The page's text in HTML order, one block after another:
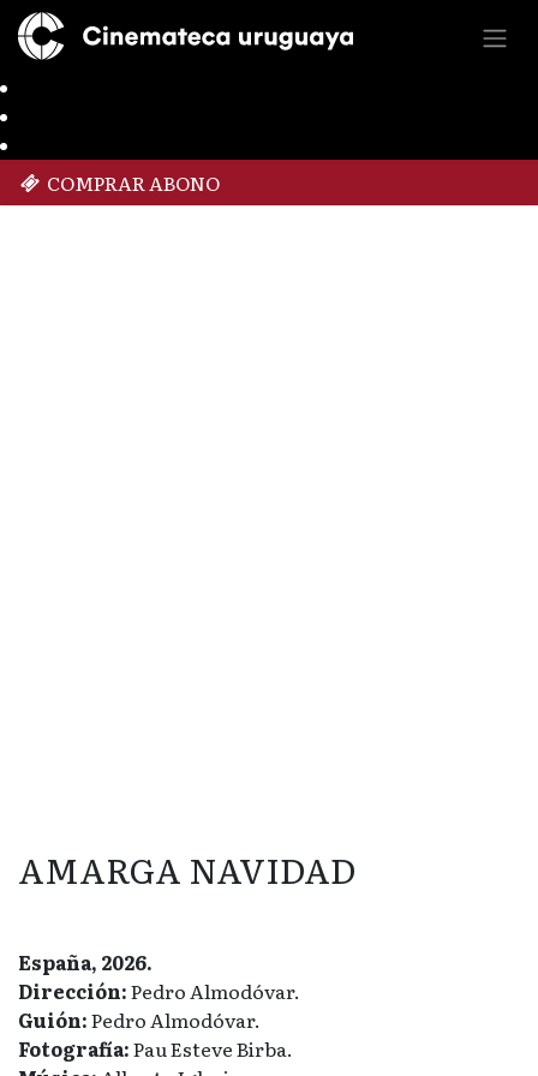
COMPRAR ABONO
AMARGA NAVIDAD
España, 2026.
Dirección:Pedro Almodóvar.
Guión:Pedro Almodóvar.
Fotografía:Pau Esteve Birba.